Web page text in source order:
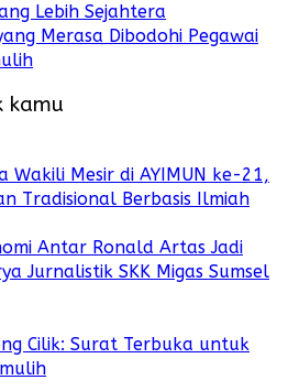
Lebih Sejahtera
Merasa Dibodohi Pegawai
kamu
Wakili Mesir di AYIMUN ke-21,
Tradisional Berbasis Ilmiah
Antar Ronald Artas Jadi
Jurnalistik SKK Migas Sumsel
Cilik: Surat Terbuka untuk